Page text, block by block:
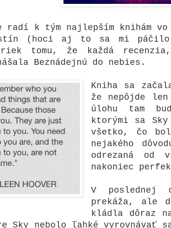
radí k tým najlepším knihám
(hoci aj to sa mi páčilo)
tomu, že každá
Beznádejnú do nebies.
Kniha sa
že nepôjde
úlohu tam
ktorými sa
všetko, čo
nejakého
odrezaná od
nakoniec
V poslednej
prekáža, ale
kládla dôraz
nebolo ľahké vyrovnávať sa